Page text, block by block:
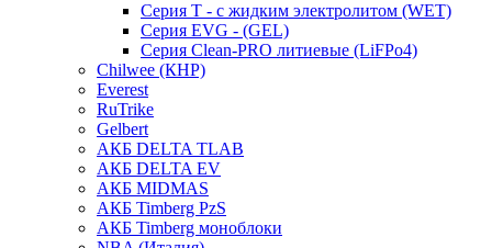
Серия T - с жидким электролитом (WET)
Серия EVG - (GEL)
Серия Clean-PRO литиевые (LiFPo4)
Chilwee (КНР)
Everest
RuTrike
Gelbert
АКБ DELTA TLAB
АКБ DELTA EV
АКБ MIDMAS
АКБ Timberg PzS
АКБ Timberg моноблоки